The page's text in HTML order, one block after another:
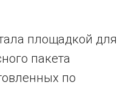
площадкой для
пакета
по